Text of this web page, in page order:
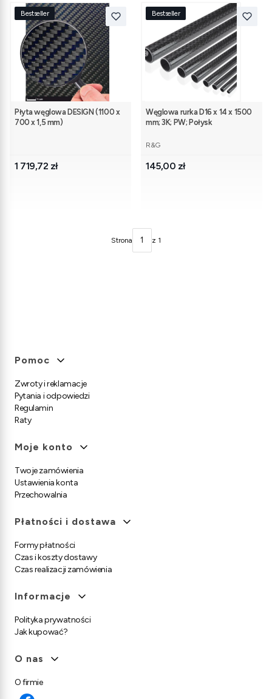
Bestseller
Płyta węglowa DESIGN (1100 x
700 x 1,5 mm)
Cena
1 719,72 zł
Bestseller
Węglowa rurka D16 x 14 x 1500
mm; 3K; PW; Połysk
PRODUCENT
R&G
Cena
145,00 zł
Strona z 1
Linki w stopce
Pomoc
Zwroty i reklamacje
Pytania i odpowiedzi
Regulamin
Raty
Moje konto
Twoje zamówienia
Ustawienia konta
Przechowalnia
Płatności i dostawa
Formy płatności
Czas i koszty dostawy
Czas realizacji zamówienia
Informacje
Polityka prywatności
Jak kupować?
O nas
O firmie